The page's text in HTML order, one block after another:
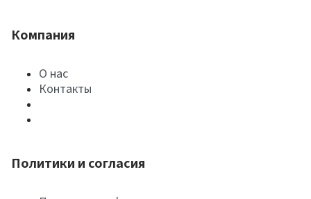
Компания
О нас
Контакты
Политики и согласия